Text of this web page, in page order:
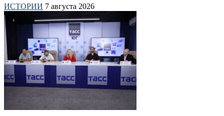
ИСТОРИИ 7 августа 2026